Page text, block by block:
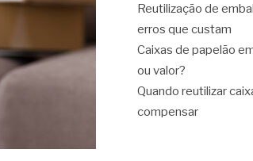
Reutilização de
erros que custam
Caixas de papelão
ou valor?
Quando reutilizar
compensar